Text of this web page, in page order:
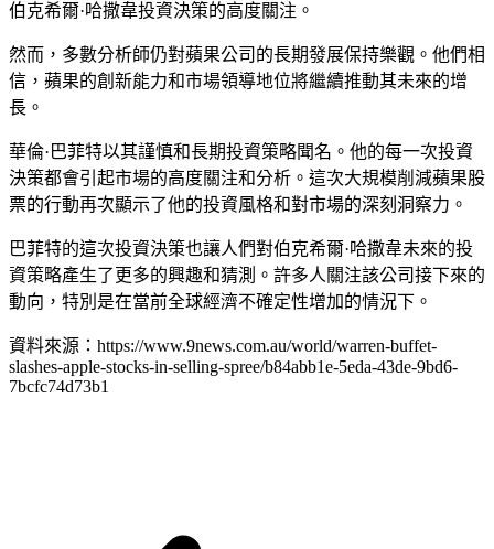
伯克希爾·哈撒韋投資決策的高度關注。
然而，多數分析師仍對蘋果公司的長期發展保持樂觀。他們相
信，蘋果的創新能力和市場領導地位將繼續推動其未來的增
長。
華倫·巴菲特以其謹慎和長期投資策略聞名。他的每一次投資
決策都會引起市場的高度關注和分析。這次大規模削減蘋果股
票的行動再次顯示了他的投資風格和對市場的深刻洞察力。
巴菲特的這次投資決策也讓人們對伯克希爾·哈撒韋未來的投
資策略產生了更多的興趣和猜測。許多人關注該公司接下來的
動向，特別是在當前全球經濟不確定性增加的情況下。
資料來源：https://www.9news.com.au/world/warren-buffet-
slashes-apple-stocks-in-selling-spree/b84abb1e-5eda-43de-9bd6-
7bcfc74d73b1